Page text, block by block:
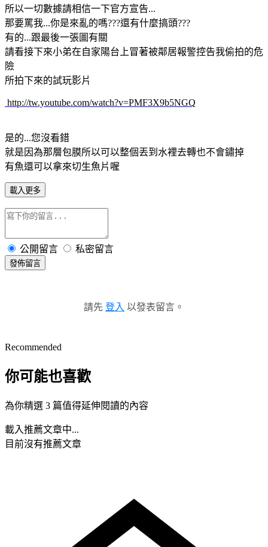
所以一切數據請相信一下官方宣告...
那要罵我...你是來亂的嗎???還有什麼搞頭???
有的...跟最後一張圖有關
請看接下來小弟在自家陽台上冒著被鄰居報警控告我偷拍的危
險
所拍下來的試玩影片
http://tw.youtube.com/watch?v=PMF3X9b5NGQ
是的...您沒看錯
就是因為那層包膜所以可以整個丟到水裡去轉也不會鏽掉
有魚還可以拿來切生魚片喔
載入更多
公開留言 私密留言
發佈留言
請先 登入 以發表留言。
Recommended
你可能也喜歡
為你精選 3 篇值得延伸閱讀的內容
載入推薦文章中...
目前沒有推薦文章